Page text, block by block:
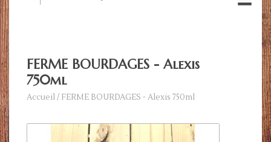
FERME BOURDAGES - Alexis
750ml
Accueil/ FERME BOURDAGES - Alexis 750ml